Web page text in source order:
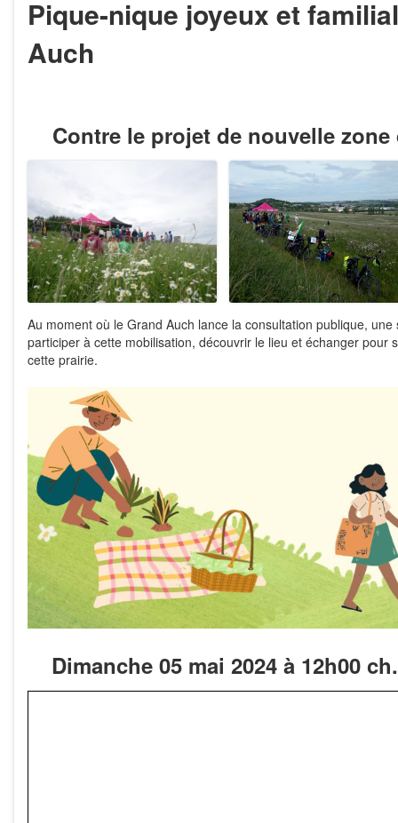
Pique-nique joyeux et
Auch
Contre le projet de nouvelle zone
Au moment où le Grand Auch lance la consultation publique,
participer à cette mobilisation, découvrir le lieu et échanger pour
cette prairie.
Dimanche 05 mai 2024 à 12h00